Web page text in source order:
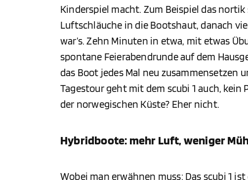
Kinderspiel macht. Zum Beispiel das
Luftschläuche in die Bootshaut, danach
war’s. Zehn Minuten in etwa, mit etwas
spontane Feierabendrunde auf dem
das Boot jedes Mal neu zusammensetzen
Tagestour geht mit dem scubi 1 auch,
der norwegischen Küste? Eher nicht.
Hybridboote: mehr Luft, weniger
Wobei man erwähnen muss: Das scubi 1